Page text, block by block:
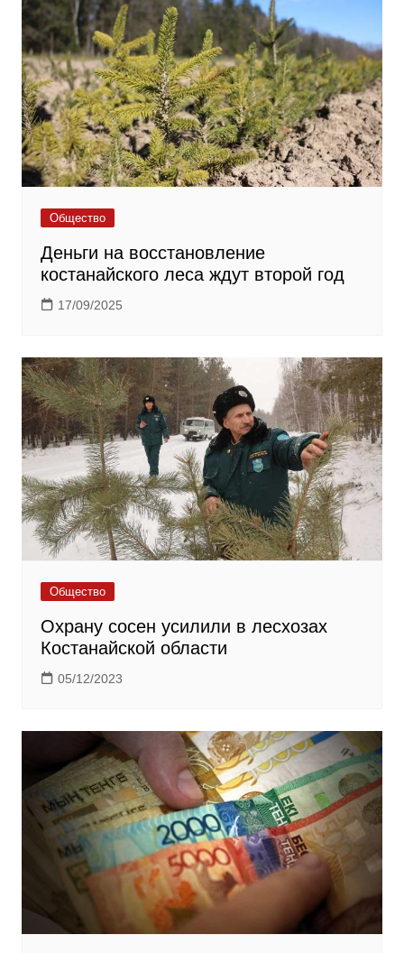
Общество
Деньги на восстановление
костанайского леса ждут второй год
17/09/2025
Общество
Охрану сосен усилили в лесхозах
Костанайской области
05/12/2023